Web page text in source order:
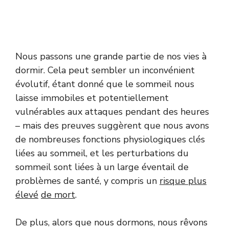
Nous passons une grande partie de nos vies à
dormir. Cela peut sembler un inconvénient
évolutif, étant donné que le sommeil nous
laisse immobiles et potentiellement
vulnérables aux attaques pendant des heures
– mais des preuves suggèrent que nous avons
de nombreuses fonctions physiologiques clés
liées au sommeil, et les perturbations du
sommeil sont liées à un large éventail de
problèmes de santé, y compris un risque plus
élevé de mort.
De plus, alors que nous dormons, nous rêvons